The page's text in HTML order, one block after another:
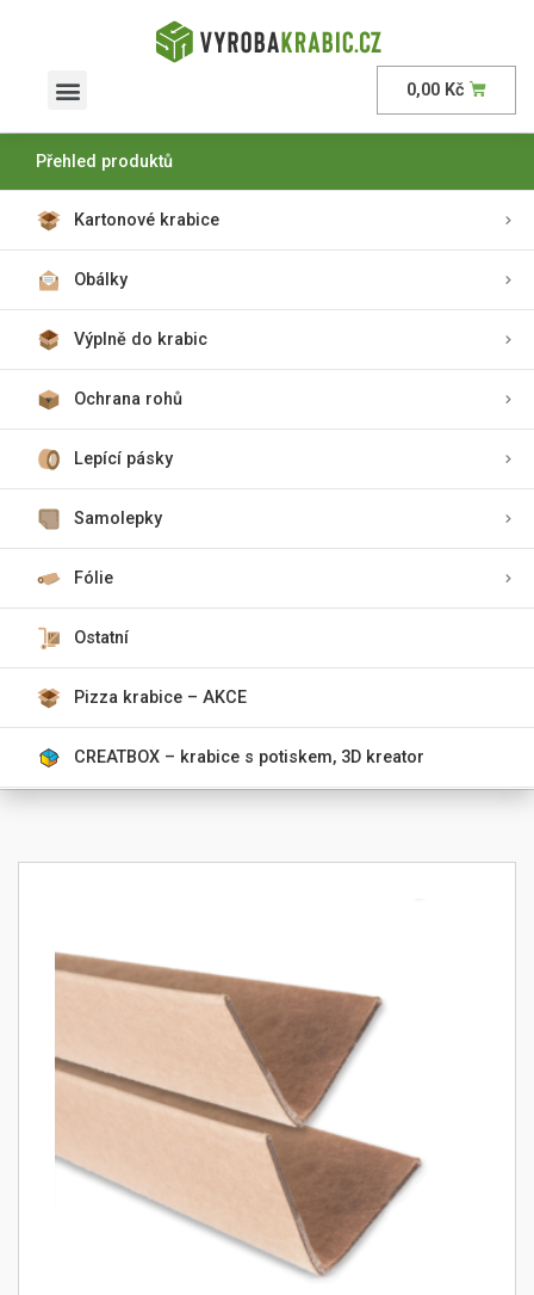
0,00 Kč
Přehled produktů
Kartonové krabice
Obálky
Výplně do krabic
Ochrana rohů
Lepící pásky
Samolepky
Fólie
Ostatní
Pizza krabice – AKCE
CREATBOX – krabice s potiskem, 3D kreator